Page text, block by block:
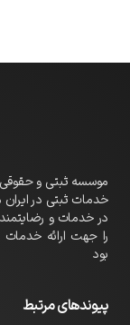
موسسه ثبتی و حقوقی
خدمات ثبتی در
در خدمات و
را جهت ارائه
بود
پیوندهای مرتبط